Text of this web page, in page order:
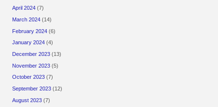
April 2024 (7)
March 2024 (14)
February 2024 (6)
January 2024 (4)
December 2023 (13)
November 2023 (5)
October 2023 (7)
September 2023 (12)
August 2023 (7)